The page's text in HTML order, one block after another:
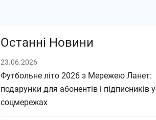
Останні Новини
23.06.2026
Футбольне літо 2026 з Мережею Ланет:
подарунки для абонентів і підписників у
соцмережах